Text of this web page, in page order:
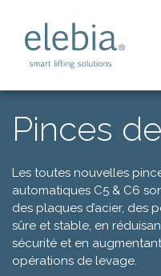
Pinces
Les toutes nouvelles
automatiques C5 & C6
des plaques d’acier, des
sûre et stable, en
sécurité et en
opérations de levage.